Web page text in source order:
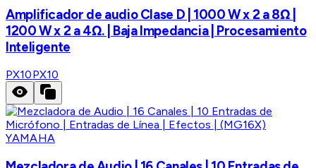
Amplificador de audio Clase D | 1000 W x 2 a 8Ω |
1200 W x 2 a 4Ω. | Baja Impedancia | Procesamiento
Inteligente
PX10PX10
YAMAHA